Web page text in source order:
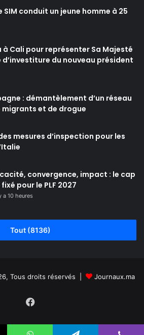
SIM conduit un jeune homme à 25
à Cali pour représenter Sa Majesté
d’investiture du nouveau président
: démantèlement d’un réseau
et de drogue
mesures d’inspection pour les
convergence, impact : le cap
pour le PLF 2027
a 10 heures
Tout (8136)
Tous droits réservés | Journaux.ma
Facebook